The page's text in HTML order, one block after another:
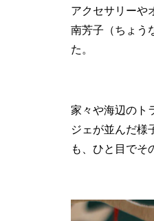
アクセサリーや
南芳子（ちょう
た。
家々や海辺のト
ジェが並んだ様
も、ひと目でそ